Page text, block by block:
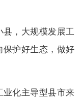
，大规模发展工
保护好生态，做好
化主导型县市来